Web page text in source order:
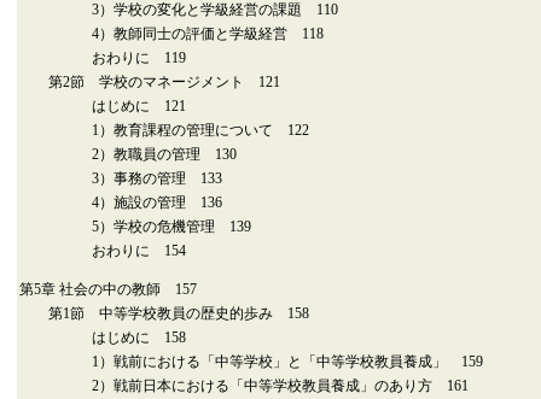
3）学校の変化と学級経営の課題 110
4）教師同士の評価と学級経営 118
おわりに 119
第2節 学校のマネージメント 121
はじめに 121
1）教育課程の管理について 122
2）教職員の管理 130
3）事務の管理 133
4）施設の管理 136
5）学校の危機管理 139
おわりに 154
第5章 社会の中の教師 157
第1節 中等学校教員の歴史的歩み 158
はじめに 158
1）戦前における「中等学校」と「中等学校教員養成」 159
2）戦前日本における「中等学校教員養成」のあり方 161